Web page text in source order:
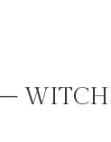
–